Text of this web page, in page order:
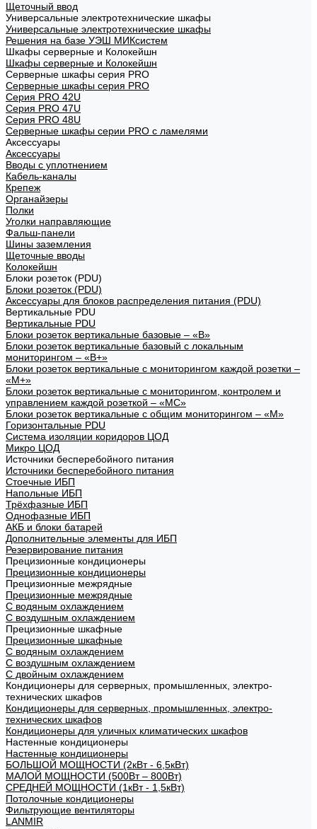
Щеточный ввод
Универсальные электротехнические шкафы
Универсальные электротехнические шкафы
Решения на базе УЭШ МИКсистем
Шкафы серверные и Колокейшн
Шкафы серверные и Колокейшн
Серверные шкафы серия PRO
Серверные шкафы серия PRO
Серия PRO 42U
Серия PRO 47U
Серия PRO 48U
Серверные шкафы серии PRO с ламелями
Аксессуары
Аксессуары
Вводы с уплотнением
Кабель-каналы
Крепеж
Органайзеры
Полки
Уголки направляющие
Фальш-панели
Шины заземления
Щеточные вводы
Колокейшн
Блоки розеток (PDU)
Блоки розеток (PDU)
Аксессуары для блоков распределения питания (PDU)
Вертикальные PDU
Вертикальные PDU
Блоки розеток вертикальные базовые – «В»
Блоки розеток вертикальные базовый с локальным
мониторингом – «В+»
Блоки розеток вертикальные с мониторингом каждой розетки –
«М+»
Блоки розеток вертикальные с мониторингом, контролем и
управлением каждой розеткой – «МС»
Блоки розеток вертикальные с общим мониторингом – «М»
Горизонтальные PDU
Система изоляции коридоров ЦОД
Микро ЦОД
Источники бесперебойного питания
Источники бесперебойного питания
Стоечные ИБП
Напольные ИБП
Трёхфазные ИБП
Однофазные ИБП
АКБ и блоки батарей
Дополнительные элементы для ИБП
Резервирование питания
Прецизионные кондиционеры
Прецизионные кондиционеры
Прецизионные межрядные
Прецизионные межрядные
С водяным охлаждением
С воздушным охлаждением
Прецизионные шкафные
Прецизионные шкафные
С водяным охлаждением
С воздушным охлаждением
С двойным охлаждением
Кондиционеры для серверных, промышленных, электро-
технических шкафов
Кондиционеры для серверных, промышленных, электро-
технических шкафов
Кондиционеры для уличных климатических шкафов
Настенные кондиционеры
Настенные кондиционеры
БОЛЬШОЙ МОЩНОСТИ (2кВт - 6,5кВт)
МАЛОЙ МОЩНОСТИ (500Вт – 800Вт)
СРЕДНЕЙ МОЩНОСТИ (1кВт - 1,5кВт)
Потолочные кондиционеры
Фильтрующие вентиляторы
LANMIR